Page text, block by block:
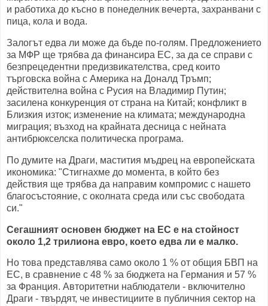
и работиха до късно в понеделник вечерта, захранвани с
пица, кола и вода.
Залогът едва ли може да бъде по-голям. Предложението
за МФР ще трябва да финансира ЕС, за да се справи с
безпрецедентни предизвикателства, сред които
търговска война с Америка на Доналд Тръмп;
действителна война с Русия на Владимир Путин;
засилена конкуренция от страна на Китай; конфликт в
Близкия изток; изменение на климата; международна
миграция; възход на крайната десница с нейната
антибрюкселска политическа програма.
По думите на Драги, мастития мъдрец на европейската
икономика: "Стигнахме до момента, в който без
действия ще трябва да направим компромис с нашето
благосъстояние, с околната среда или със свободата
си."
Сегашният основен бюджет на ЕС е на стойност
около 1,2 трилиона евро, което едва ли е малко.
Но това представлява само около 1 % от общия БВП на
ЕС, в сравнение с 48 % за бюджета на Германия и 57 %
за Франция. Авторитетни наблюдатели - включително
Драги - твърдят, че инвестициите в публичния сектор на